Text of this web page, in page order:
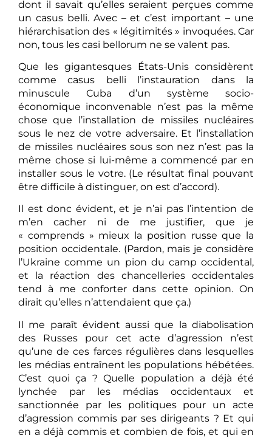
dont il savait qu’elles seraient perçues comme
un casus belli. Avec – et c’est important – une
hiérarchisation des « légitimités » invoquées. Car
non, tous les casi bellorum ne se valent pas.
Que les gigantesques États-Unis considèrent
comme casus belli l’instauration dans la
minuscule Cuba d’un système socio-
économique inconvenable n’est pas la même
chose que l’installation de missiles nucléaires
sous le nez de votre adversaire. Et l’installation
de missiles nucléaires sous son nez n’est pas la
même chose si lui-même a commencé par en
installer sous le votre. (Le résultat final pouvant
être difficile à distinguer, on est d’accord).
Il est donc évident, et je n’ai pas l’intention de
m’en cacher ni de me justifier, que je
« comprends » mieux la position russe que la
position occidentale. (Pardon, mais je considère
l’Ukraine comme un pion du camp occidental,
et la réaction des chancelleries occidentales
tend à me conforter dans cette opinion. On
dirait qu’elles n’attendaient que ça.)
Il me paraît évident aussi que la diabolisation
des Russes pour cet acte d’agression n’est
qu’une de ces farces régulières dans lesquelles
les médias entraînent les populations hébétées.
C’est quoi ça ? Quelle population a déjà été
lynchée par les médias occidentaux et
sanctionnée par les politiques pour un acte
d’agression commis par ses dirigeants ? Et qui
en a déjà commis et combien de fois, et qui en